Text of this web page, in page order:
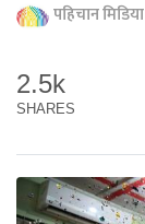
पहिचान मिडिया
2.5k
SHARES